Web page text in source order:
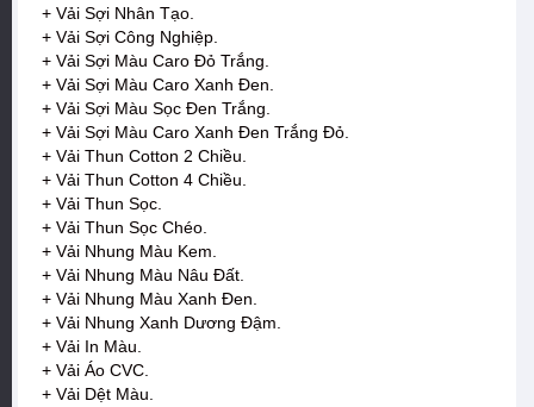
+ Vải Sợi Nhân Tạo.
+ Vải Sợi Công Nghiệp.
+ Vải Sợi Màu Caro Đỏ Trắng.
+ Vải Sợi Màu Caro Xanh Đen.
+ Vải Sợi Màu Sọc Đen Trắng.
+ Vải Sợi Màu Caro Xanh Đen Trắng Đỏ.
+ Vải Thun Cotton 2 Chiều.
+ Vải Thun Cotton 4 Chiều.
+ Vải Thun Sọc.
+ Vải Thun Sọc Chéo.
+ Vải Nhung Màu Kem.
+ Vải Nhung Màu Nâu Đất.
+ Vải Nhung Màu Xanh Đen.
+ Vải Nhung Xanh Dương Đậm.
+ Vải In Màu.
+ Vải Áo CVC.
+ Vải Dệt Màu.